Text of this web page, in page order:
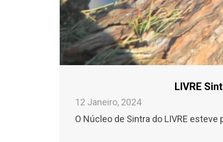
LIVRE
12 Janeiro, 2024
O Núcleo de Sintra do LIVRE